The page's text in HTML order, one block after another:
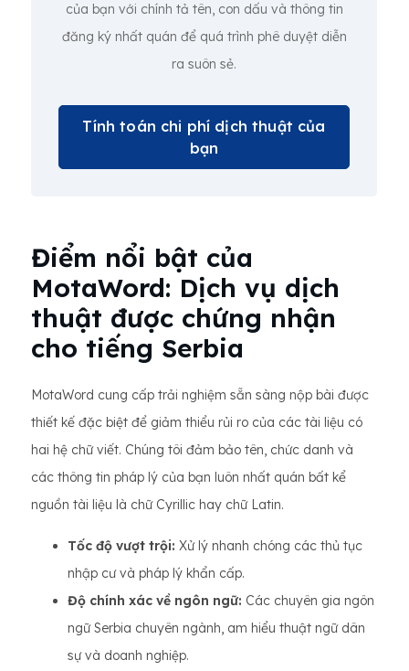
của bạn với chính tả tên, con dấu và thông tin
đăng ký nhất quán để quá trình phê duyệt diễn
ra suôn sẻ.
Tính toán chi phí dịch thuật của
bạn
Điểm nổi bật của
MotaWord: Dịch vụ dịch
thuật được chứng nhận
cho tiếng Serbia
MotaWord cung cấp trải nghiệm sẵn sàng nộp bài được
thiết kế đặc biệt để giảm thiểu rủi ro của các tài liệu có
hai hệ chữ viết. Chúng tôi đảm bảo tên, chức danh và
các thông tin pháp lý của bạn luôn nhất quán bất kể
nguồn tài liệu là chữ Cyrillic hay chữ Latin.
Tốc độ vượt trội: Xử lý nhanh chóng các thủ tục
nhập cư và pháp lý khẩn cấp.
Độ chính xác về ngôn ngữ: Các chuyên gia ngôn
ngữ Serbia chuyên ngành, am hiểu thuật ngữ dân
sự và doanh nghiệp.